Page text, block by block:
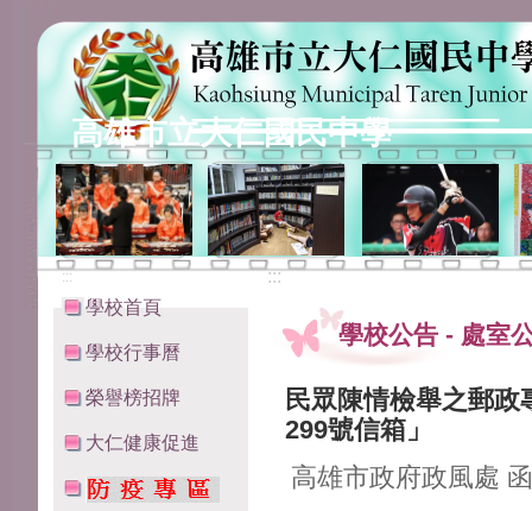
高雄市立大仁國民中學
:::
學校首頁
學校行事曆
榮譽榜招牌
大仁健康促進
:::
學校公告 - 處室
民眾陳情檢舉之郵政
299號信箱」
高雄市政府政風處 函